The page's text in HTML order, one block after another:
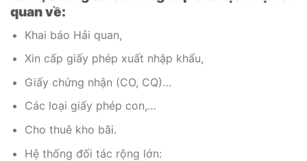
quan về:
Khai báo Hải quan,
Xin cấp giấy phép xuất nhập khẩu,
Giấy chứng nhận (CO, CQ)…
Các loại giấy phép con,…
Cho thuê kho bãi.
Hệ thống đối tác rộng lớn: